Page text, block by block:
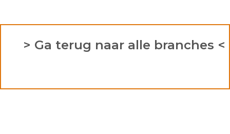
> Ga terug naar alle branches <